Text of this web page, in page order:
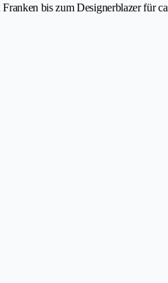
bis zum Designerblazer für